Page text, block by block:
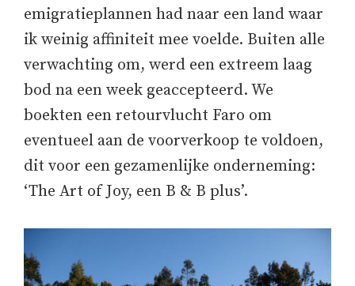
emigratieplannen had naar een land waar
ik weinig affiniteit mee voelde. Buiten alle
verwachting om, werd een extreem laag
bod na een week geaccepteerd. We
boekten een retourvlucht Faro om
eventueel aan de voorverkoop te voldoen,
dit voor een gezamenlijke onderneming:
‘The Art of Joy, een B & B plus’.